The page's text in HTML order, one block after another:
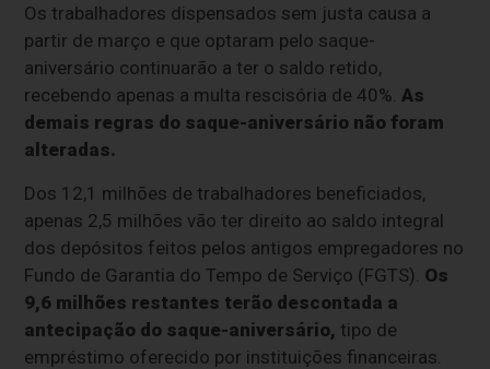
Os trabalhadores dispensados sem justa causa a
partir de março e que optaram pelo saque-
aniversário continuarão a ter o saldo retido,
recebendo apenas a multa rescisória de 40%.As
demais regras do saque-aniversário não foram
alteradas.
Dos 12,1 milhões de trabalhadores beneficiados,
apenas 2,5 milhões vão ter direito ao saldo integral
dos depósitos feitos pelos antigos empregadores no
Fundo de Garantia do Tempo de Serviço (FGTS). Os
9,6 milhões restantes terão descontada a
antecipação do saque-aniversário,tipo de
empréstimo oferecido por instituições financeiras.